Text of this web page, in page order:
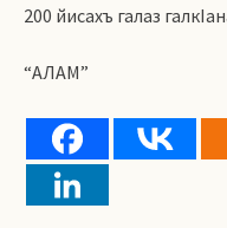
200 йисахъ галаз
“АЛАМ”